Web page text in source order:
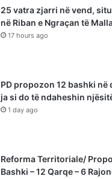
25 vatra zjarri në vend,
në Riban e Ngraçan të
17 hours ago
PD propozon 12 bashki në
ja si do të ndaheshin
1 day ago
Reforma Territoriale/
Bashki – 12 Qarqe – 6